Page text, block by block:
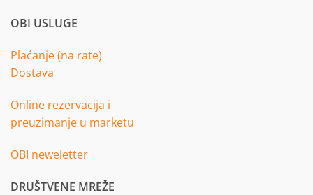
OBI USLUGE
Plaćanje (na rate)
Dostava
Online rezervacija i
preuzimanje u marketu
OBI neweletter
DRUŠTVENE MREŽE